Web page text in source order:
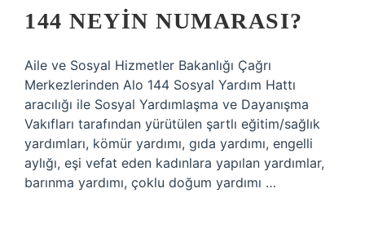
144 NEYIN NUMARASI?
Aile ve Sosyal Hizmetler Bakanlığı Çağrı
Merkezlerinden Alo 144 Sosyal Yardım Hattı
aracılığı ile Sosyal Yardımlaşma ve Dayanışma
Vakıfları tarafından yürütülen şartlı eğitim/sağlık
yardımları, kömür yardımı, gıda yardımı, engelli
aylığı, eşi vefat eden kadınlara yapılan yardımlar,
barınma yardımı, çoklu doğum yardımı …